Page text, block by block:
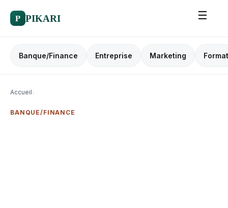
P PIKARI ☰
Banque/Finance Entreprise Marketing
Accueil›
BANQUE/FINANCE